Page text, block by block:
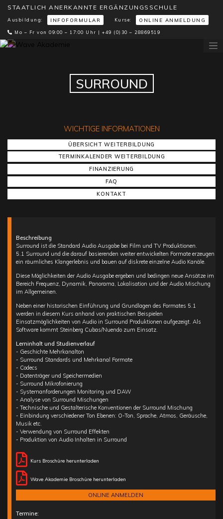
STAATLICH ANERKANNTE ERGÄNZUNGSSCHULE
Ausbildung: INFOFORMULAR Kurse: ONLINE ANMELDUNG
Mo – Fr von 09:00 – 17:00 Uhr | +49 (0)30 – 28869519
SURROUND
WICHTIGE INFORMATIONEN
ÜBERSICHT WEITERBILDUNG
TERMINKALENDER WEITERBILDUNG
FINANZIERUNG
FAQ
KONTAKT
Beschreibung
Surround ist die Standard Audio Ausgabe bei Film und TV Produktionen.
5.1 Surround und die darauf basierenden weiter entwickelten Formate erzeugen
ein räumliches Klangerlebnis und bauen auf diskrete einzelne Audio Kanäle.
Diese Möglichkeiten der Audio Ausgabe ergeben und bedingen neue Ansätze im
Bereich Frequenz, Dynamik, Panorama, Lokalisation und der Audio Mischung
im Allgemeinen.
Neben einer historischen Einführung und Grundlagen des Formates 5.1
werden in diesem Kurs anhand von praktischen Beispielen
Einsatzmöglichkeiten von Audio in Surround Produktionen aufgezeigt. Als
Software kommt Steinberg Cubas/Nuendo zum Einsatz.
Lerninhalt und Studienverlauf
- Geschichte Mehrkanalton
- Surround Standards und Mehrkanal Formate
- Codecs
- Datenträger und Speichermedien
- Surround Mikrofonierung
- Systemanforderungen Monitoring und DAW
- Analyse von Surround Mischungen
- Technische und Gestalterische Konventionen der Surround Mischung
- Einbindung verschiedener Ton Ebenen: O-Ton, Sprache, Atmos, Geräusche,
Musik etc.
- Verwendung von Surround Effekten
- Produktion von Audio Inhalten in Surround
Kurs Broschüre herunterladen
Wave Akademie Broschüre herunterladen
ONLINE ANMELDEN
Termine: